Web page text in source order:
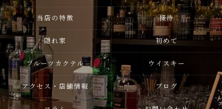
当店の特徴 接待
隠れ家 初めて
フルーツカクテル ウイスキー
アクセス・店舗情報 ブログ